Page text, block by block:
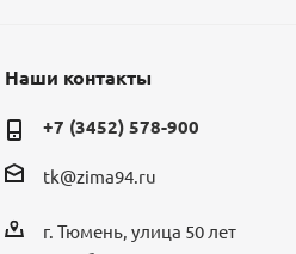
Наши контакты
+7 (3452) 578-900
tk@zima94.ru
г. Тюмень, улица 50 лет